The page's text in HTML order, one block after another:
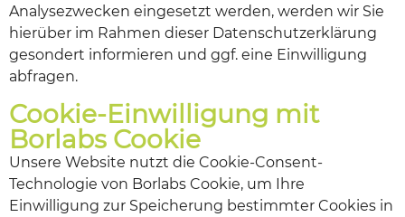
Analysezwecken eingesetzt werden, werden wir Sie
hierüber im Rahmen dieser Datenschutzerklärung
gesondert informieren und ggf. eine Einwilligung
abfragen.
Cookie-Einwilligung mit
Borlabs Cookie
Unsere Website nutzt die Cookie-Consent-
Technologie von Borlabs Cookie, um Ihre
Einwilligung zur Speicherung bestimmter Cookies in